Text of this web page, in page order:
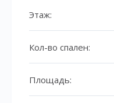
Этаж:
Кол-во спален:
Площадь: